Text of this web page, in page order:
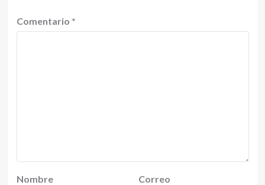
Comentario *
Nombre
Correo